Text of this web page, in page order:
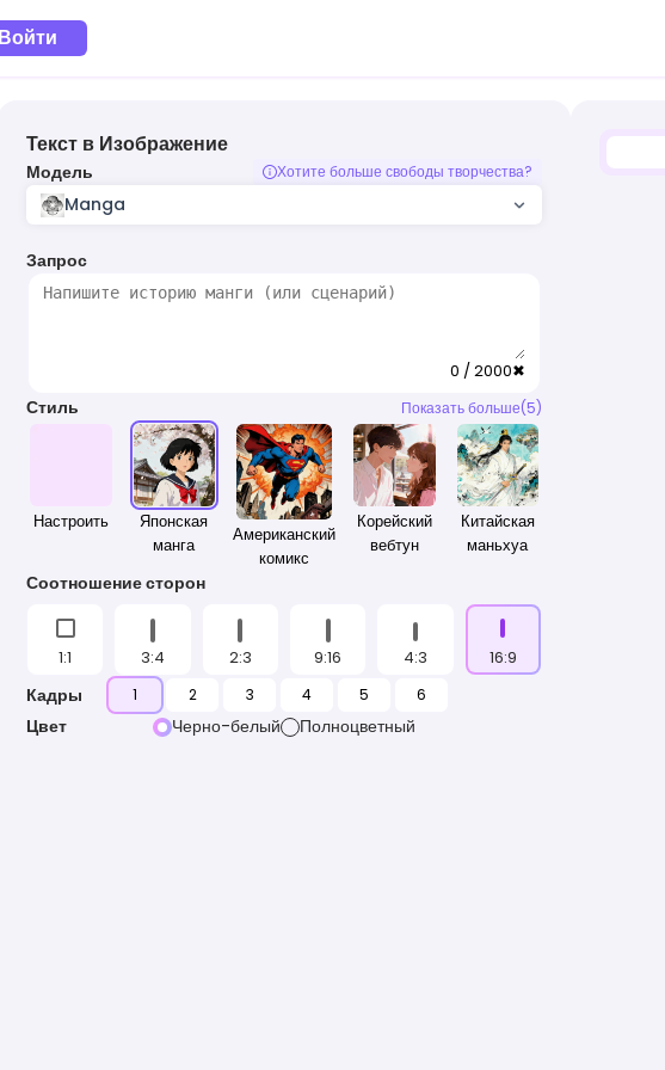
Войти
Текст в Изображение
Модель Хотите больше свободы творчества?
Manga
Запрос
0 / 2000✖
Стиль Показать больше(5)
Настроить
Японская
манга
Американский
комикс
Корейский
вебтун
Китайская
маньхуа
Соотношение сторон
1:1 3:4 2:3 9:16 4:3 16:9
Кадры 1 2 3 4 5 6
Цвет Черно-белый Полноцветный